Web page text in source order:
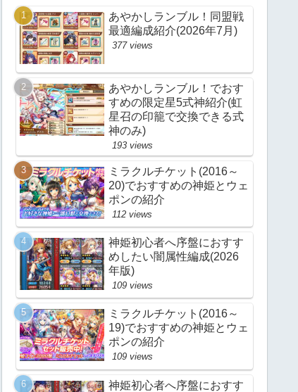
あやかしランブル！同盟戦
最適編成紹介(2026年7月)
377 views
あやかしランブル！でおす
すめの限定星5式神紹介(虹
星召の印籠で交換できる式
神のみ)
193 views
ミラクルチケット(2016～
20)でおすすめの神姫とウェ
ポンの紹介
112 views
神姫初心者へ序盤におすす
めしたい闇属性編成(2026
年版)
109 views
ミラクルチケット(2016～
19)でおすすめの神姫とウェ
ポンの紹介
109 views
神姫初心者へ序盤におすす